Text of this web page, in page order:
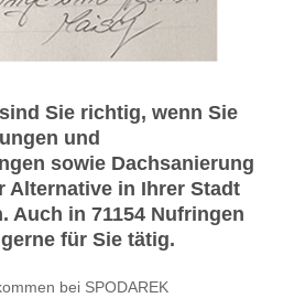
Sie richtig, wenn Sie
und
sowie Dachsanierung
Alternative in Ihrer Stadt
Auch in 71154 Nufringen
für Sie tätig.
bei SPODAREK